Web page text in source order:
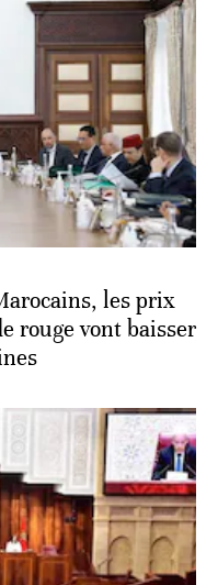
les prix
rouge vont baisser